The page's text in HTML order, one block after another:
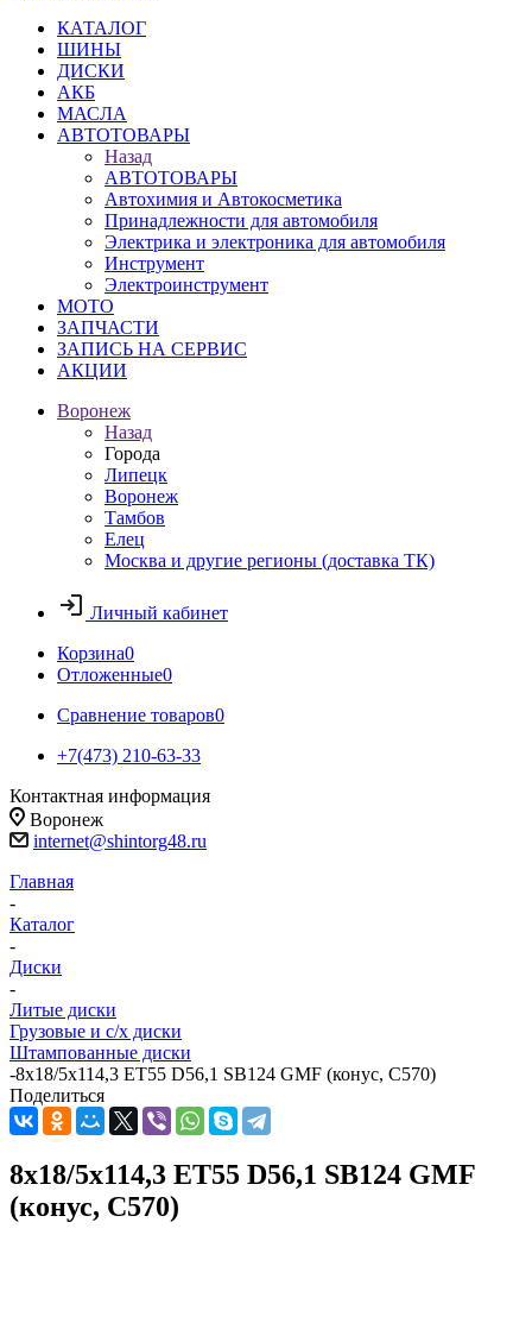
КАТАЛОГ
ШИНЫ
ДИСКИ
АКБ
МАСЛА
АВТОТОВАРЫ
Назад
АВТОТОВАРЫ
Автохимия и Автокосметика
Принадлежности для автомобиля
Электрика и электроника для автомобиля
Инструмент
Электроинструмент
МОТО
ЗАПЧАСТИ
ЗАПИСЬ НА СЕРВИС
АКЦИИ
Воронеж
Назад
Города
Липецк
Воронеж
Тамбов
Елец
Москва и другие регионы (доставка ТК)
Личный кабинет
Корзина0
Отложенные0
Сравнение товаров0
+7(473) 210-63-33
Контактная информация
Воронеж
internet@shintorg48.ru
Главная
-
Каталог
-
Диски
-
Литые диски
Грузовые и с/х диски
Штампованные диски
-8x18/5x114,3 ET55 D56,1 SB124 GMF (конус, C570)
Поделиться
8x18/5x114,3 ET55 D56,1 SB124 GMF
(конус, C570)